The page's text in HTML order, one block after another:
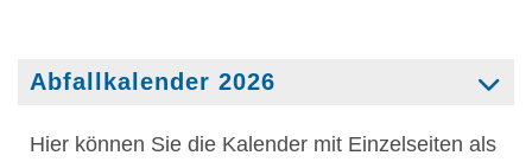
Abfallkalender 2026
Hier können Sie die Kalender mit Einzelseiten als